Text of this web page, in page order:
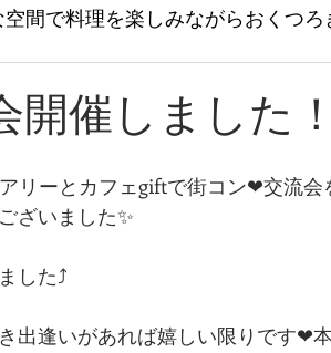
間で料理を楽しみながらおくつろ
催しました！
リーとカフェgiftで街コン❤交流会
ざいました✨
した⤴
出逢いがあれば嬉しい限りです❤